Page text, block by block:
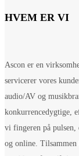
HVEM ER VI
Ascon er en
servicerer vores
audio/AV og
konkurrencedygtige,
vi fingeren på pulsen,
og online.